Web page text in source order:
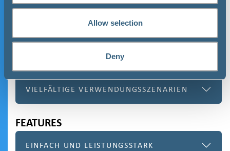
Allow selection
Deny
ANGEBOT ANFRAGEN
VIELFÄLTIGE VERWENDUNGSSZENARIEN
FEATURES
EINFACH UND LEISTUNGSSTARK